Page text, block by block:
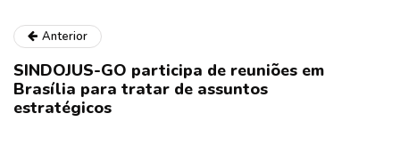
Anterior
SINDOJUS-GO participa de reuniões em
Brasília para tratar de assuntos
estratégicos